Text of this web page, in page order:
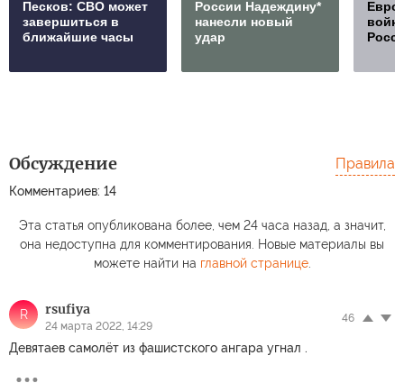
Песков: СВО может
завершиться в
ближайшие часы
России Надеждину*
нанесли новый
удар
Обсуждение
Комментариев: 14
Правила
Эта статья опубликована более, чем 24 часа назад, а значит,
она недоступна для комментирования. Новые материалы вы
можете найти на главной странице.
R rsufiya
24 марта 2022, 14:29
46
Девятаев самолёт из фашистского ангара угнал .